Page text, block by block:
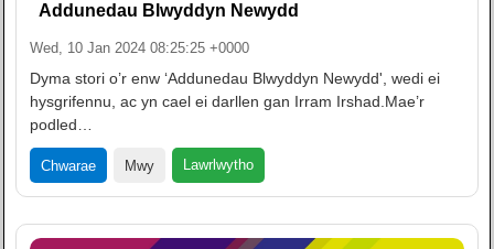
Addunedau Blwyddyn Newydd
Wed, 10 Jan 2024 08:25:25 +0000
Dyma stori o’r enw ‘Addunedau Blwyddyn Newydd', wedi ei
hysgrifennu, ac yn cael ei darllen gan Irram Irshad.Mae’r
podled…
Chwarae Mwy Lawrlwytho